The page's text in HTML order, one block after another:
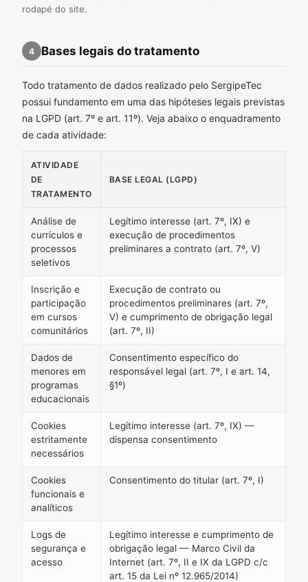
rodapé do site.
4 Bases legais do tratamento
Todo tratamento de dados realizado pelo SergipeTec
possui fundamento em uma das hipóteses legais previstas
na LGPD (art. 7º e art. 11º). Veja abaixo o enquadramento
de cada atividade:
ATIVIDADE
DE
TRATAMENTO
BASE LEGAL (LGPD)
Análise de
currículos e
processos
seletivos
Legítimo interesse (art. 7º, IX) e
execução de procedimentos
preliminares a contrato (art. 7º, V)
Inscrição e
participação
em cursos
comunitários
Execução de contrato ou
procedimentos preliminares (art. 7º,
V) e cumprimento de obrigação legal
(art. 7º, II)
Dados de
menores em
programas
educacionais
Consentimento específico do
responsável legal (art. 7º, I e art. 14,
§1º)
Cookies
estritamente
necessários
Legítimo interesse (art. 7º, IX) —
dispensa consentimento
Cookies
funcionais e
analíticos
Consentimento do titular (art. 7º, I)
Logs de
segurança e
acesso
Legítimo interesse e cumprimento de
obrigação legal — Marco Civil da
Internet (art. 7º, II e IX da LGPD c/c
art. 15 da Lei nº 12.965/2014)